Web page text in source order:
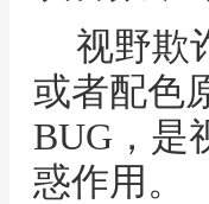
视野欺
或者配色
BUG，是
惑作用。